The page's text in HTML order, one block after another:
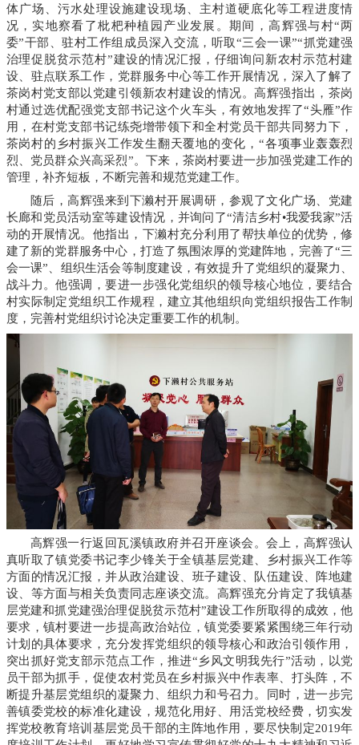
体广场、污水处理设施建设现场、主村道硬底化等工程进度情
况，实地察看了枇杷种植园产业发展。期间，高辉强与村“两
委”干部、驻村工作组成员深入交流，听取“三会一课”“抓党建强
治理促脱贫示范村”建设的情况汇报，仔细询问新农村示范村建
设、驻点联系工作，党群服务中心等工作开展情况，深入了解了
茶岗村党支部以党建引领新农村建设的情况。高辉强指出，茶岗
村通过选优配强党支部书记这个火车头，有效地发挥了“头雁”作
用，在村党支部书记练尧增带领下和全村党员干部共同努力下，
茶岗村的乡村振兴工作发生翻天覆地的变化，“各项事业轰轰烈
烈、党员群众兴高采烈”。下来，茶岗村要进一步加强党建工作的
管理，补齐短板，不断完善和规范党建工作。
随后，高辉强来到下濑村开展调研，参观了文化广场、党建
长廊和党员活动室等建设情况，并询问了“清洁乡村•我爱我家”活
动的开展情况。他指出，下濑村充分利用了帮扶单位的优势，修
建了新的党群服务中心，打造了氛围浓厚的党建阵地，完善了“三
会一课”、组织生活会等制度建设，有效提升了党组织的凝聚力、
战斗力。他强调，要进一步强化党组织的领导核心地位，要结合
村实际制定党组织工作规程，建立其他组织向党组织报告工作制
度，完善村党组织讨论决定重要工作的机制。
高辉强一行返回瓦溪镇政府并召开座谈会。会上，高辉强认
真听取了镇党委书记李少锋关于全镇基层党建、乡村振兴工作等
方面的情况汇报，并从政治建设、班子建设、队伍建设、阵地建
设、等方面与相关负责同志座谈交流。高辉强充分肯定了我镇基
层党建和抓党建强治理促脱贫示范村”建设工作所取得的成效，他
要求，镇村要进一步提高政治站位，镇党委要紧紧围绕三年行动
计划的具体要求，充分发挥党组织的领导核心和政治引领作用，
突出抓好党支部示范点工作，推进“乡风文明我先行”活动，以党
员干部为抓手，促使农村党员在乡村振兴中作表率、打头阵，不
断提升基层党组织的凝聚力、组织力和号召力。同时，进一步完
善镇委党校的标准化建设，规范化用好、用活党校经费，切实发
挥党校教育培训基层党员干部的主阵地作用，要尽快制定2019年